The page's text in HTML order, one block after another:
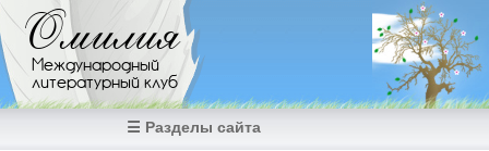
Перейти к основному содержанию
Омилия
Международный
литературный клуб
☰ Разделы сайта